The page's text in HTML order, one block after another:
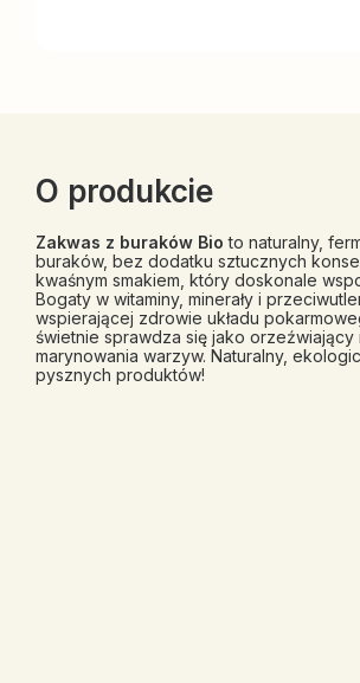
O produkcie
Zakwas z buraków Bio to naturalny,
buraków, bez dodatku sztucznych
kwaśnym smakiem, który doskonale
Bogaty w witaminy, minerały i
wspierającej zdrowie układu
świetnie sprawdza się jako orzeźwiający
marynowania warzyw. Naturalny,
pysznych produktów!